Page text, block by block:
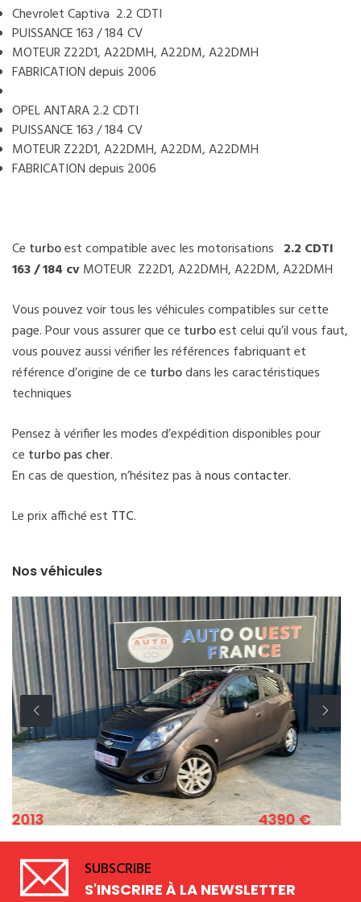
Chevrolet Captiva 2.2 CDTI
PUISSANCE 163 / 184 CV
MOTEUR Z22D1, A22DMH, A22DM, A22DMH
FABRICATION depuis 2006
OPEL ANTARA 2.2 CDTI
PUISSANCE 163 / 184 CV
MOTEUR Z22D1, A22DMH, A22DM, A22DMH
FABRICATION depuis 2006
Ce turboest compatible avec les motorisations 2.2 CDTI
163 / 184 cvMOTEUR Z22D1, A22DMH, A22DM, A22DMH
Vous pouvez voir tous les véhicules compatibles sur cette
page. Pour vous assurer que ce turboest celui qu’il vous faut,
vous pouvez aussi vérifier les références fabriquant et
référence d’origine de ce turbodans les caractéristiques
techniques
Pensez à vérifier les modes d’expédition disponibles pour
ce turbo pas cher.
En cas de question, n’hésitez pas ànous contacter.
Le prix affiché est TTC.
Nos véhicules
SPARK 1.2 ESSENCE 82 CV
4390 € 2011
SUBSCRIBE
S'INSCRIRE À LA NEWSLETTER